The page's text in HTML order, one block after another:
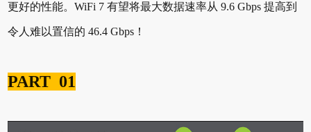
更好的性能。WiFi 7 有望将最大数据速率从 9.6 Gbps 提高到
令人难以置信的 46.4 Gbps！
PART 01